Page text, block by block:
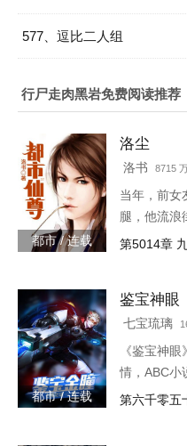
577、逗比二人组
行尸走肉黑岩免费阅读推荐
都市 / 连载
洛尘
洛书 8715
当年，前女
腿，他流浪
来，一人可
第5014章
都市 / 连载
鉴宝神眼
七宝琉璃
《鉴宝神
情，ABC小
且提供无弹
第六千零五